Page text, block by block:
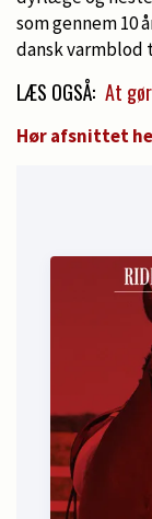
som gennem 10
dansk varmblod
LÆS OGSÅ: At
Hør afsnittet